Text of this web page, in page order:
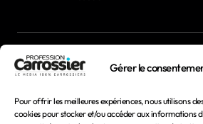
Gérer le
Pour offrir les meilleures expériences, nous utilisons
cookies pour stocker et/ou accéder aux informations